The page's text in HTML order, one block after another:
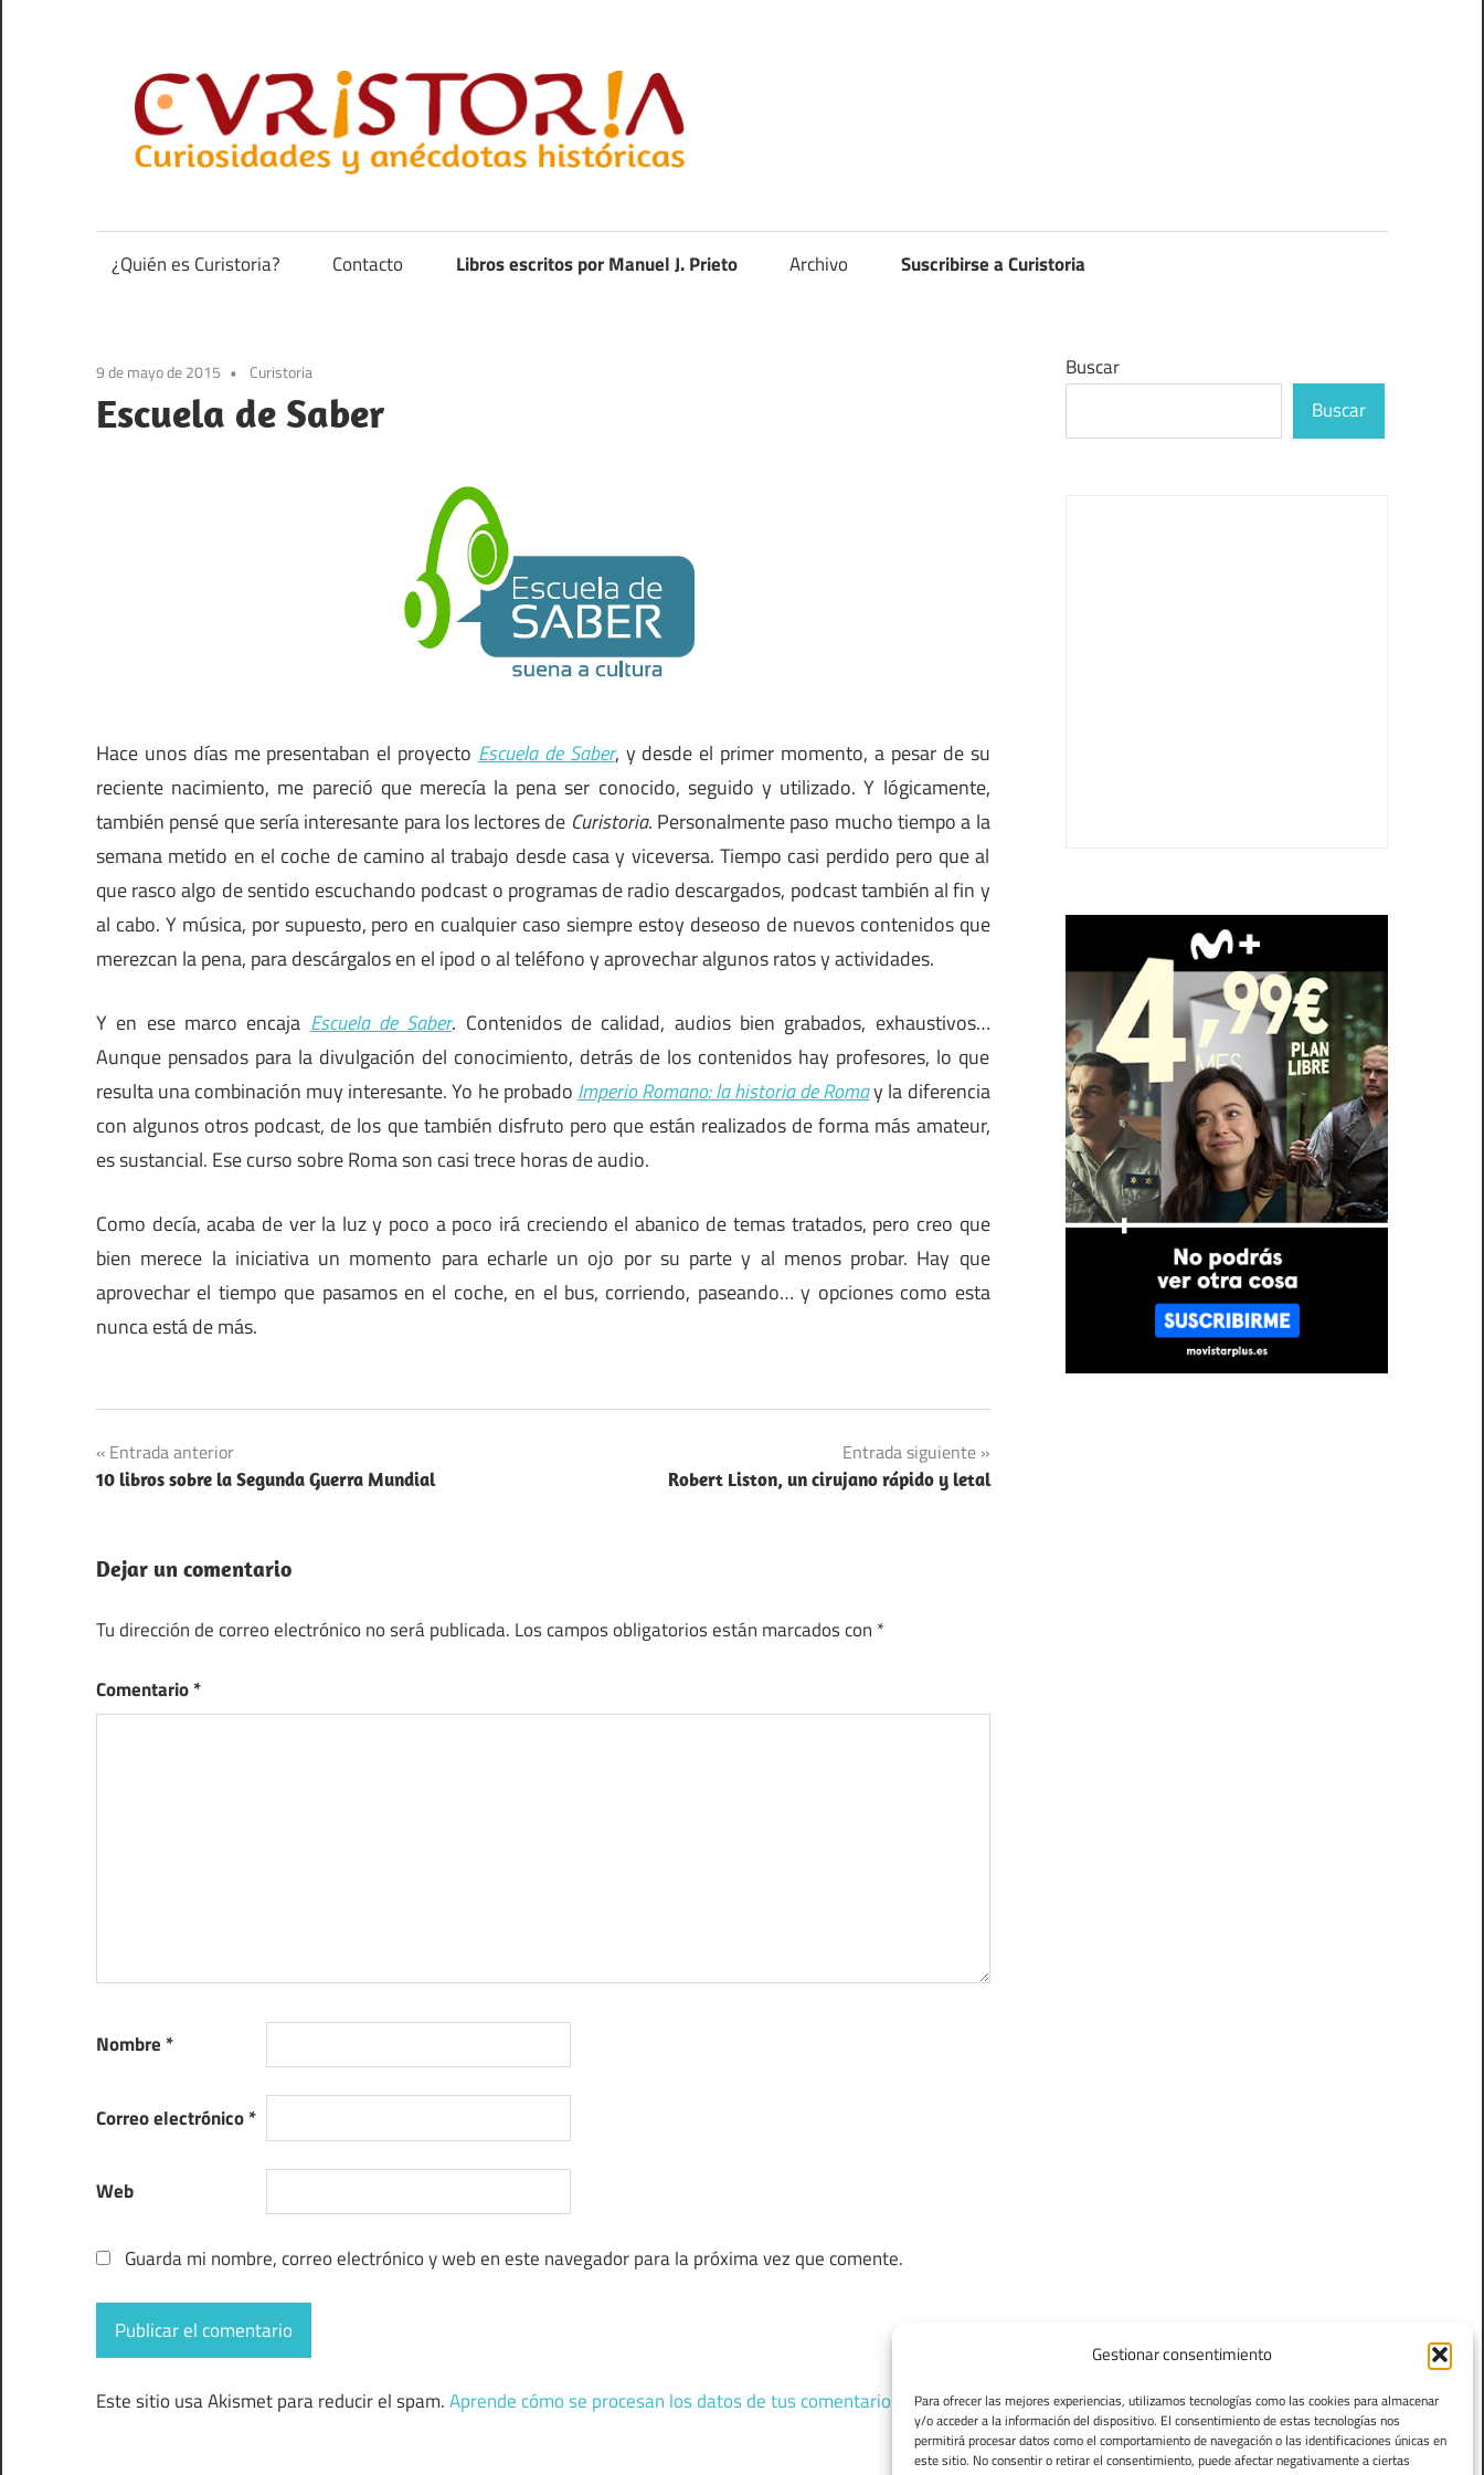
Gestionar consentimiento
Para ofrecer las mejores experiencias, utilizamos tecnologías como las cookies para almacenar
y/o acceder a la información del dispositivo. El consentimiento de estas tecnologías nos
permitirá procesar datos como el comportamiento de navegación o las identificaciones únicas en
este sitio. No consentir o retirar el consentimiento, puede afectar negativamente a ciertas
contenido
anécdotas
de
¿Quién es Curistoria? Contacto Libros escritos por Manuel J. Prieto Archivo Suscribirse a Curistoria
9 de mayo de 2015 Curistoria
Escuela de Saber
Hace unos días me presentaban el proyecto Escuela de Saber, y desde el primer momento, a pesar de su
reciente nacimiento, me pareció que merecía la pena ser conocido, seguido y utilizado. Y lógicamente,
también pensé que sería interesante para los lectores de Curistoria. Personalmente paso mucho tiempo a la
semana metido en el coche de camino al trabajo desde casa y viceversa. Tiempo casi perdido pero que al
que rasco algo de sentido escuchando podcast o programas de radio descargados, podcast también al fin y
al cabo. Y música, por supuesto, pero en cualquier caso siempre estoy deseoso de nuevos contenidos que
merezcan la pena, para descárgalos en el ipod o al teléfono y aprovechar algunos ratos y actividades.
Y en ese marco encaja Escuela de Saber. Contenidos de calidad, audios bien grabados, exhaustivos…
Aunque pensados para la divulgación del conocimiento, detrás de los contenidos hay profesores, lo que
resulta una combinación muy interesante. Yo he probado Imperio Romano: la historia de Romay la diferencia
con algunos otros podcast, de los que también disfruto pero que están realizados de forma más amateur,
es sustancial. Ese curso sobre Roma son casi trece horas de audio.
Como decía, acaba de ver la luz y poco a poco irá creciendo el abanico de temas tratados, pero creo que
bien merece la iniciativa un momento para echarle un ojo por su parte y al menos probar. Hay que
aprovechar el tiempo que pasamos en el coche, en el bus, corriendo, paseando… y opciones como esta
nunca está de más.
Navegación
de
Entrada anterior
10 libros sobre la Segunda Guerra Mundial
Entrada siguiente
Robert Liston, un cirujano rápido y letal
Dejar un comentario
Tu dirección de correo electrónico no será publicada. Los campos obligatorios están marcados con *
Comentario*
Nombre *
Correo electrónico*
Web
Guarda mi nombre, correo electrónico y web en este navegador para la próxima vez que comente.
Este sitio usa Akismet para reducir el spam.Aprende cómo se procesan los datos de tus comentarios.
Buscar
Buscar